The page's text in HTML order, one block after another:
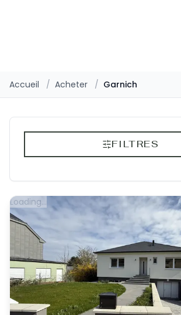
Accueil / Acheter / Garnich
FILTRES
Loading...